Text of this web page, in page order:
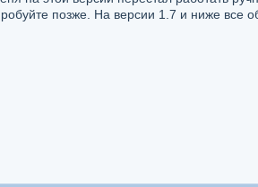
позже. На версии 1.7 и ниже все